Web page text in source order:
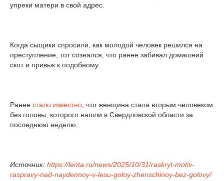
упреки матери в свой адрес.
Когда сыщики спросили, как молодой человек решился на
преступление, тот сознался, что ранее забивал домашний
скот и привык к подобному.
Ранее стало известно , что женщина стала вторым человеком
без головы, которого нашли в Свердловской области за
последнюю неделю.
Источник: https://lenta.ru/news/2025/10/31/raskryt-motiv-
raspravy-nad-naydennoy-v-lesu-goloy-zhenschinoy-bez-golovy/